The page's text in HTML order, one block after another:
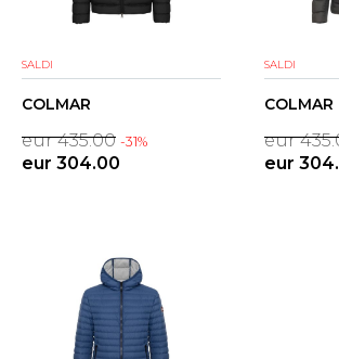
SALDI
COLMAR
eur 435.00 -31%
eur 304.00
SALDI
COLMAR
eur
eur